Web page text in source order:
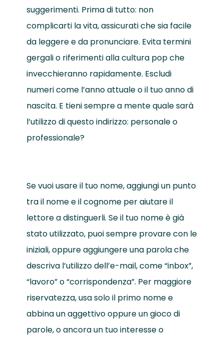
suggerimenti. Prima di tutto: non
complicarti la vita, assicurati che sia facile
da leggere e da pronunciare. Evita termini
gergali o riferimenti alla cultura pop che
invecchieranno rapidamente. Escludi
numeri come l’anno attuale o il tuo anno di
nascita. E tieni sempre a mente quale sarà
l’utilizzo di questo indirizzo: personale o
professionale?
Se vuoi usare il tuo nome, aggiungi un punto
tra il nome e il cognome per aiutare il
lettore a distinguerli. Se il tuo nome è già
stato utilizzato, puoi sempre provare con le
iniziali, oppure aggiungere una parola che
descriva l’utilizzo dell’e-mail, come “inbox”,
“lavoro” o “corrispondenza”. Per maggiore
riservatezza, usa solo il primo nome e
abbina un aggettivo oppure un gioco di
parole, o ancora un tuo interesse o